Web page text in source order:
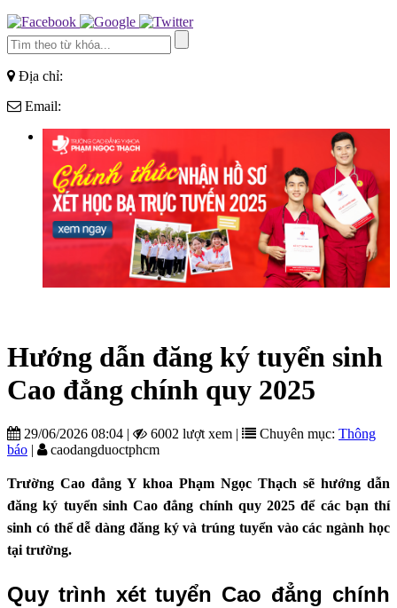
Địa chỉ:
Email:
Hướng dẫn đăng ký tuyển sinh
Cao đẳng chính quy 2025
29/06/2026 08:04 | 6002 lượt xem | Chuyên mục: Thông
báo | caodangduoctphcm
Trường Cao đẳng Y khoa Phạm Ngọc Thạch sẽ hướng dẫn
đăng ký tuyển sinh Cao đẳng chính quy 2025 để các bạn thí
sinh có thể dễ dàng đăng ký và trúng tuyển vào các ngành học
tại trường.
Quy trình xét tuyển Cao đẳng chính